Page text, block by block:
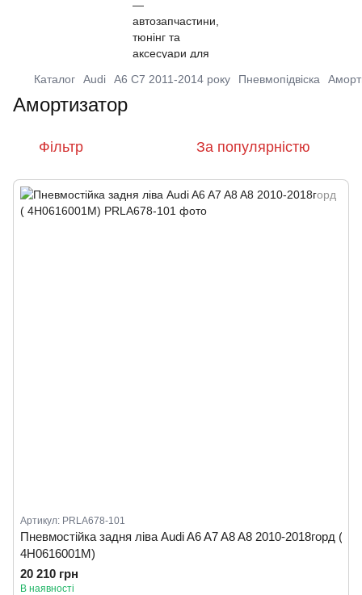
Каталог Audi A6 C7 2011-2014 року Пневмопідвіска
Амортизатор
Фільтр За популярністю
Артикул: PRLA678-101
Пневмостійка задня ліва Audi A6 A7 A8 A8 2010-2018горд (
4H0616001M)
20 210 грн
В наявності